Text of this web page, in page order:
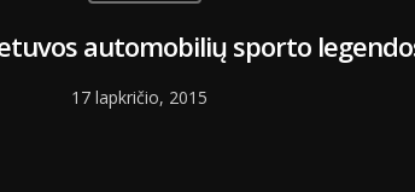
automobilių sporto
17 lapkričio, 2015